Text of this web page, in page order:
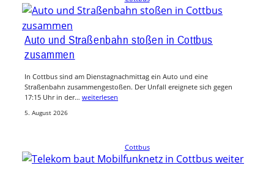
Auto und Straßenbahn stoßen in Cottbus
zusammen
In Cottbus sind am Dienstagnachmittag ein Auto und eine
Straßenbahn zusammengestoßen. Der Unfall ereignete sich gegen
17:15 Uhr in der… weiterlesen
5. August 2026
Cottbus